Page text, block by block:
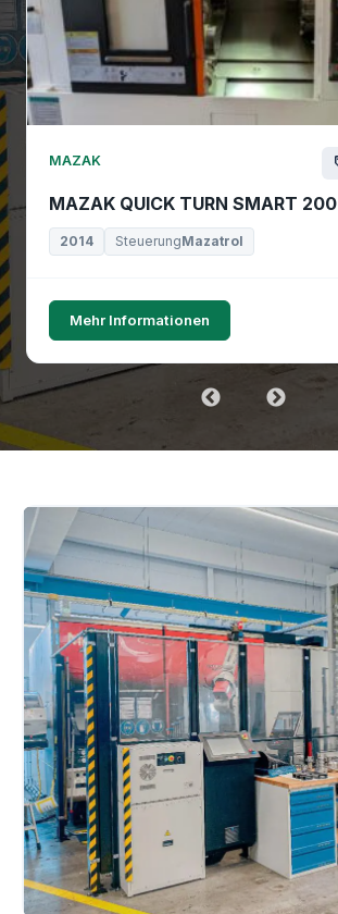
MAZAK
MAZAK QUICK TURN SMART 200
2014 SteuerungMazatrol
Mehr Informationen